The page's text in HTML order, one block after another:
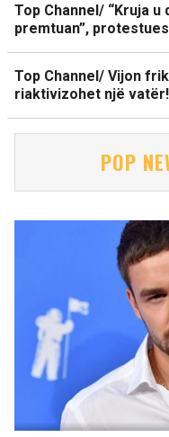
Top Channel/ “Kruja
premtuan”,
Top Channel/ Vijon
riaktivizohet një
POP